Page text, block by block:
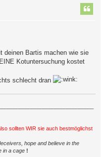
deinen Bartis machen wie sie
Kotuntersuchung kostet
schlecht dran
sollten WIR sie auch bestmöglichst
hope and believe in the
in a cage !